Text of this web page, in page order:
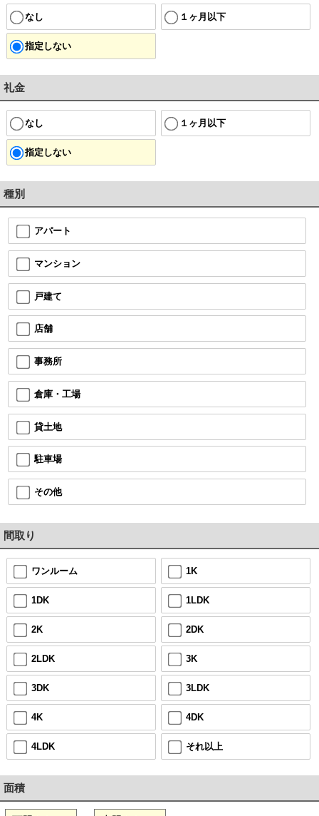
なし １ヶ月以下
指定しない
礼金
なし １ヶ月以下
指定しない
種別
アパート
マンション
戸建て
店舗
事務所
倉庫・工場
貸土地
駐車場
その他
間取り
ワンルーム 1K
1DK 1LDK
2K 2DK
2LDK 3K
3DK 3LDK
4K 4DK
4LDK それ以上
面積